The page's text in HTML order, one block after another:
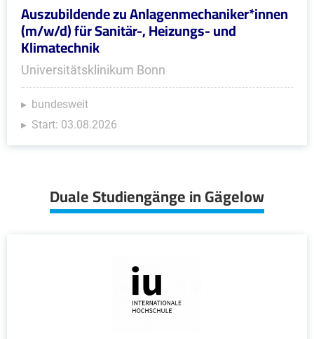
Auszubildende zu Anlagenmechaniker*innen
(m/w/d) für Sanitär-, Heizungs- und
Klimatechnik
Universitätsklinikum Bonn
bundesweit
Start: 03.08.2026
Duale Studiengänge in Gägelow